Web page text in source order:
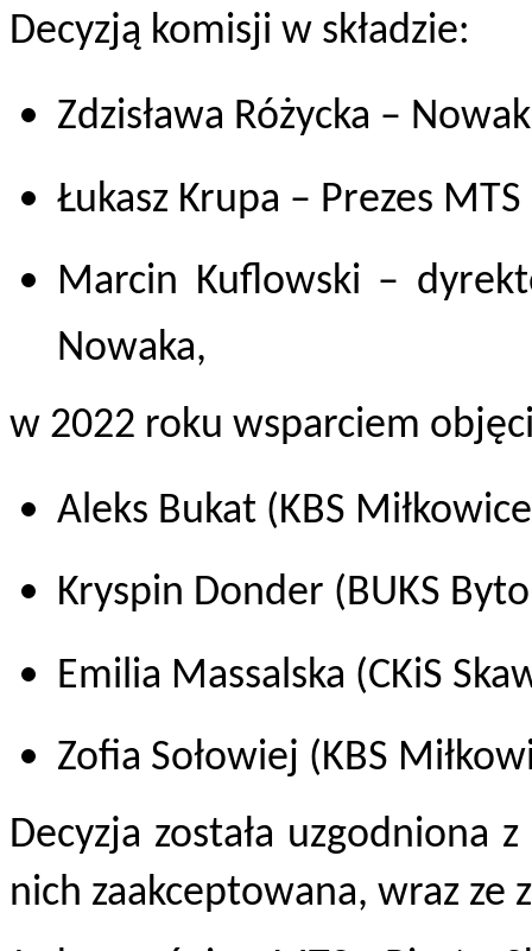
Decyzją komisji w składzie:
Zdzisława Różycka –
Łukasz Krupa – Prezes
Marcin Kuflowski –
Nowaka,
w 2022 roku wsparciem
Aleks Bukat (KBS
Kryspin Donder (BUKS
Emilia Massalska (CKiS
Zofia Sołowiej (KBS
Decyzja została uzgodniona
nich zaakceptowana, wraz ze